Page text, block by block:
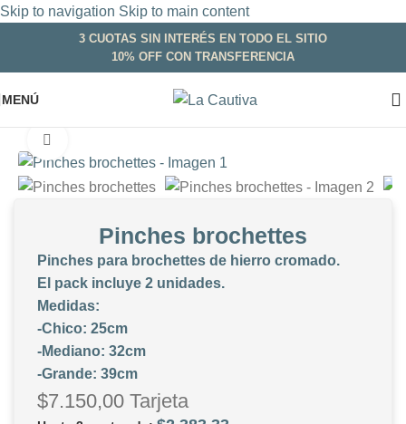
Skip to navigation Skip to main content
3 CUOTAS SIN INTERÉS EN TODO EL SITIO
10% OFF CON TRANSFERENCIA
MENÚ
Pinches brochettes
Pinches para brochettes de hierro cromado.
El pack incluye 2 unidades.
Medidas:
-Chico: 25cm
-Mediano: 32cm
-Grande: 39cm
$7.150,00 Tarjeta